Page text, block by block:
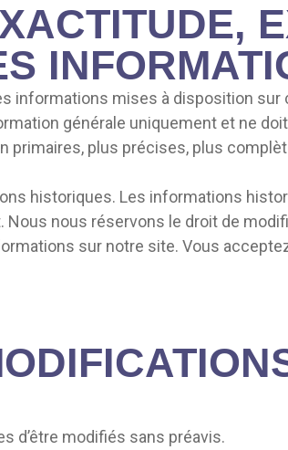
informations mises à disposition
générale uniquement et ne
primaires, plus précises, plus
historiques. Les informations
nous réservons le droit de
sur notre site. Vous
d’être modifiés sans préavis.